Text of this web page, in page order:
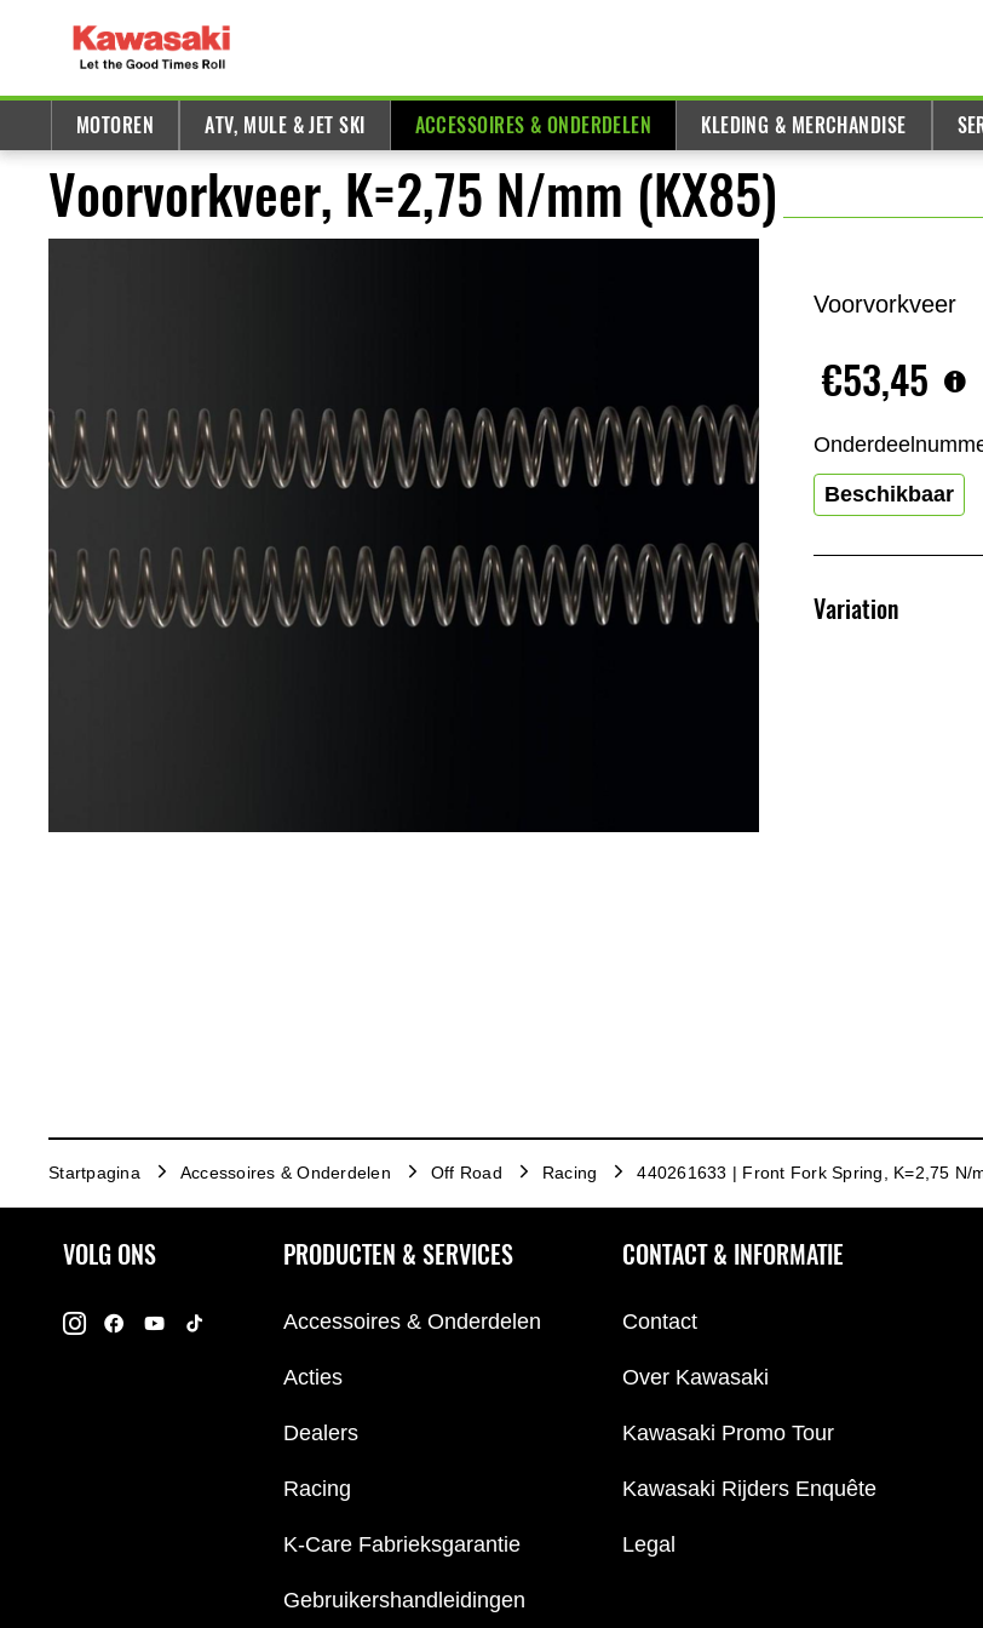
MOTOREN ATV, MULE & JET SKI ACCESSOIRES & ONDERDELEN KLEDING & MERCHANDISE
Voorvorkveer, K=2,75 N/mm (KX85)
Voorvorkveer
€53,45
Beschikbaar
Variation
Startpagina Accessoires & Onderdelen Off Road Racing 440261633 | Front Fork Spring, K=2,75 N/
VOLG ONS PRODUCTEN & SERVICES
Accessoires & Onderdelen
Acties
Dealers
Racing
K-Care Fabrieksgarantie
Gebruikershandleidingen
CONTACT & INFORMATIE
Contact
Over Kawasaki
Kawasaki Promo Tour
Kawasaki Rijders Enquête
Legal